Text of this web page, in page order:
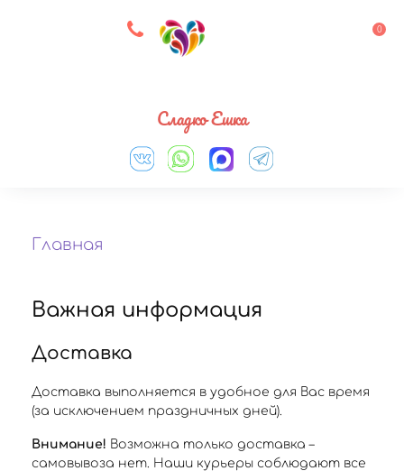
8 927 083 33 05 0
Сладко Ешка
Главная
Важная информация
Доставка
Доставка выполняется в удобное для Вас время
(за исключением праздничных дней).
Внимание! Возможна только доставка –
самовывоза нет. Наши курьеры соблюдают все